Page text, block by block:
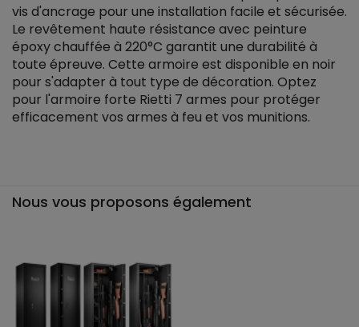
vis d'ancrage pour une installation facile et sécurisée.
Le revêtement haute résistance avec peinture
époxy chauffée à 220°C garantit une durabilité à
toute épreuve. Cette armoire est disponible en noir
pour s'adapter à tout type de décoration. Optez
pour l'armoire forte Rietti 7 armes pour protéger
efficacement vos armes à feu et vos munitions.
Nous vous proposons également